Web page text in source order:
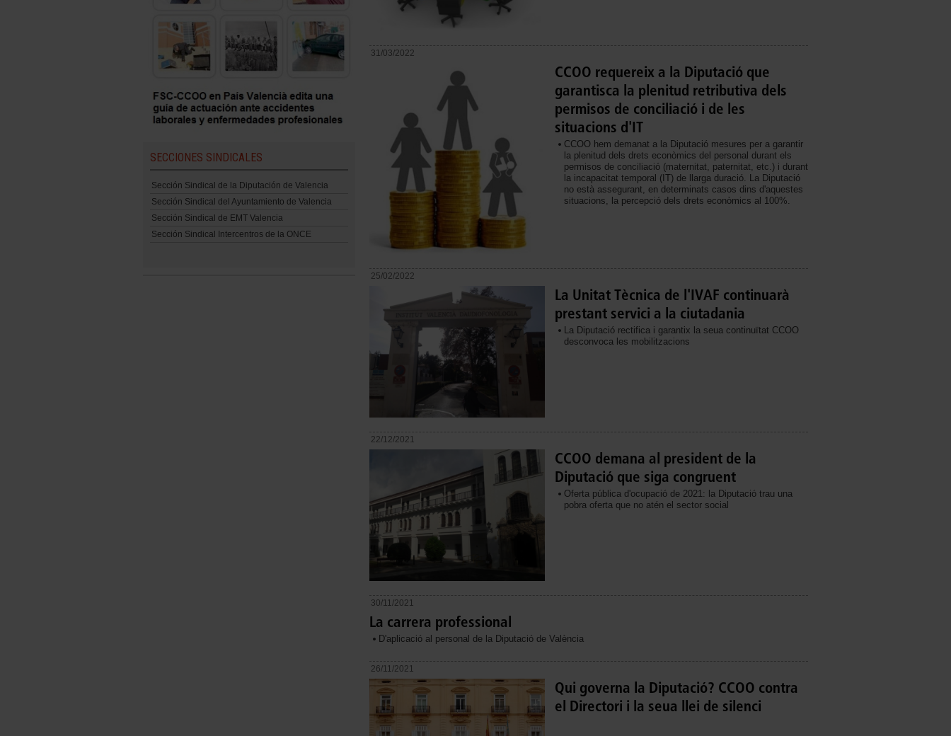
SECCIONES SINDICALES
Sección Sindical de la Diputación de Valencia
Sección Sindical del Ayuntamiento de Valencia
Sección Sindical de EMT Valencia
Sección Sindical Intercentros de la ONCE
31/03/2022
CCOO requereix a la Diputació que
garantisca la plenitud retributiva dels
permisos de conciliació i de les
situacions d'IT
CCOO hem demanat a la Diputació mesures per a garantir
la plenitud dels drets econòmics del personal durant els
permisos de conciliació (maternitat, paternitat, etc.) i durant
la incapacitat temporal (IT) de llarga duració. La Diputació
no està assegurant, en determinats casos dins d'aquestes
situacions, la percepció dels drets econòmics al 100%.
25/02/2022
La Unitat Tècnica de l'IVAF continuarà
prestant servici a la ciutadania
La Diputació rectifica i garantix la seua continuïtat CCOO
desconvoca les mobilitzacions
22/12/2021
CCOO demana al president de la
Diputació que siga congruent
Oferta pública d'ocupació de 2021: la Diputació trau una
pobra oferta que no atén el sector social
30/11/2021
La carrera professional
D'aplicació al personal de la Diputació de València
26/11/2021
Qui governa la Diputació? CCOO contra
el Directori i la seua llei de silenci